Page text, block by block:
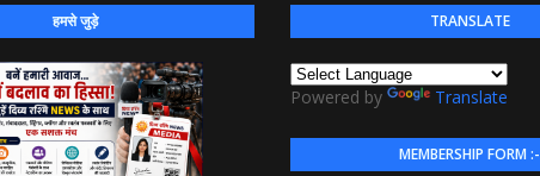
हमसे जुड़े TRANSLATE
Powered by Translate
MEMBERSHIP FORM :-